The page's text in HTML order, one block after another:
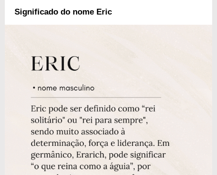
Significado do nome Eric